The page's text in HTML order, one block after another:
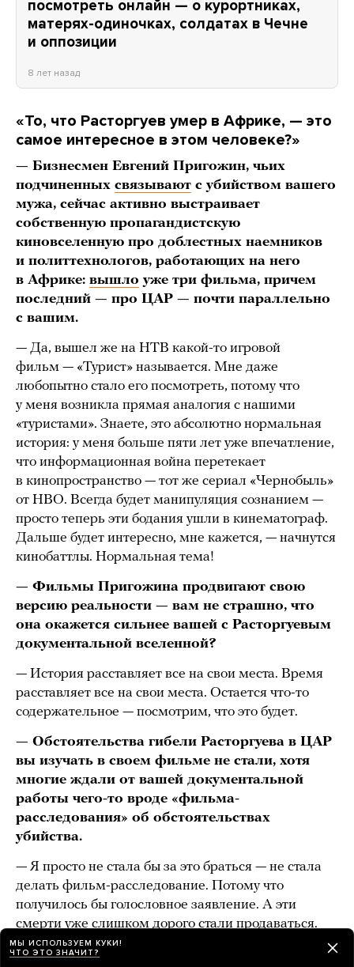
посмотреть онлайн — о курортниках,
матерях-одиночках, солдатах в Чечне
и оппозиции
8 лет назад
«То, что Расторгуев умер в Африке, — это
самое интересное в этом человеке?»
— Бизнесмен Евгений Пригожин, чьих
подчиненных связывают с убийством вашего
мужа, сейчас активно выстраивает
собственную пропагандистскую
киновселенную про доблестных наемников
и политтехнологов, работающих на него
в Африке: вышло уже три фильма, причем
последний — про ЦАР — почти параллельно
с вашим.
— Да, вышел же на НТВ какой-то игровой
фильм — «Турист» называется. Мне даже
любопытно стало его посмотреть, потому что
у меня возникла прямая аналогия с нашими
«туристами». Знаете, это абсолютно нормальная
история: у меня больше пяти лет уже впечатление,
что информационная война перетекает
в кинопространство — тот же сериал «Чернобыль»
от HBO. Всегда будет манипуляция сознанием —
просто теперь эти бодания ушли в кинематограф.
Дальше будет интересно, мне кажется, — начнутся
кинобаттлы. Нормальная тема!
— Фильмы Пригожина продвигают свою
версию реальности — вам не страшно, что
она окажется сильнее вашей с Расторгуевым
документальной вселенной?
— История расставляет все на свои места. Время
расставляет все на свои места. Остается что-то
содержательное — посмотрим, что это будет.
— Обстоятельства гибели Расторгуева в ЦАР
вы изучать в своем фильме не стали, хотя
многие ждали от вашей документальной
работы чего-то вроде «фильма-
расследования» об обстоятельствах
убийства.
— Я просто не стала бы за это браться — не стала
делать фильм-расследование. Потому что
получилось бы голословное заявление. А эти
смерти уже слишком дорого стали продаваться.
— «Продаваться»? В смысле
МЫ ИСПОЛЬЗУЕМ КУКИ!
ЧТО ЭТО ЗНАЧИТ?